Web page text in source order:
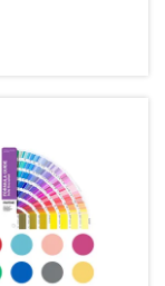
в
и